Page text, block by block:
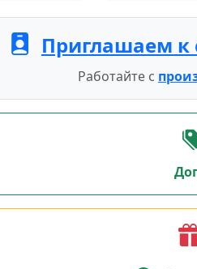
Приглашаем к
Работайте с